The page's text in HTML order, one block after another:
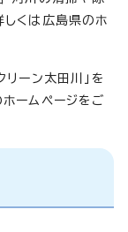
くは広島県のホ
リーン太田川」を
ームページをご